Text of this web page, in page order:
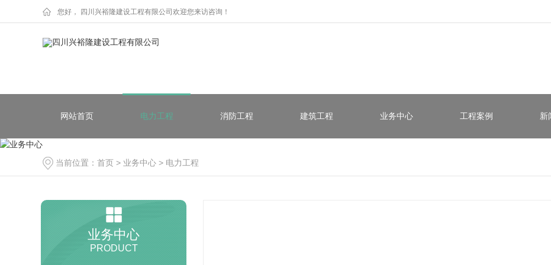
您好， 四川兴裕隆建设工程有限公司欢迎您来访咨询！
网站首页 电力工程 消防工程 建筑工程 业务中心 工程案例 新
当前位置： 首页 > 业务中心 > 电力工程
业务中心
PRODUCT